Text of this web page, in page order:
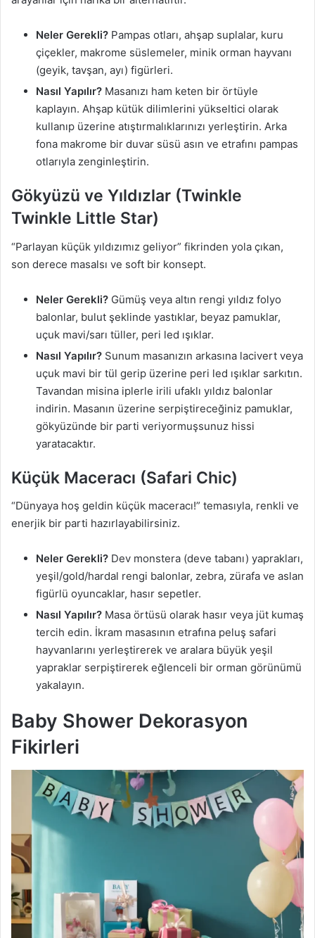
Neler Gerekli? Pampas otları, ahşap suplalar, kuru
çiçekler, makrome süslemeler, minik orman hayvanı
(geyik, tavşan, ayı) figürleri.
Nasıl Yapılır? Masanızı ham keten bir örtüyle
kaplayın. Ahşap kütük dilimlerini yükseltici olarak
kullanıp üzerine atıştırmalıklarınızı yerleştirin. Arka
fona makrome bir duvar süsü asın ve etrafını pampas
otlarıyla zenginleştirin.
Gökyüzü ve Yıldızlar (Twinkle
Twinkle Little Star)
“Parlayan küçük yıldızımız geliyor” fikrinden yola çıkan,
son derece masalsı ve soft bir konsept.
Neler Gerekli? Gümüş veya altın rengi yıldız folyo
balonlar, bulut şeklinde yastıklar, beyaz pamuklar,
uçuk mavi/sarı tüller, peri led ışıklar.
Nasıl Yapılır? Sunum masanızın arkasına lacivert veya
uçuk mavi bir tül gerip üzerine peri led ışıklar sarkıtın.
Tavandan misina iplerle irili ufaklı yıldız balonlar
indirin. Masanın üzerine serpiştireceğiniz pamuklar,
gökyüzünde bir parti veriyormuşsunuz hissi
yaratacaktır.
Küçük Maceracı (Safari Chic)
“Dünyaya hoş geldin küçük maceracı!” temasıyla, renkli ve
enerjik bir parti hazırlayabilirsiniz.
Neler Gerekli? Dev monstera (deve tabanı) yaprakları,
yeşil/gold/hardal rengi balonlar, zebra, zürafa ve aslan
figürlü oyuncaklar, hasır sepetler.
Nasıl Yapılır? Masa örtüsü olarak hasır veya jüt kumaş
tercih edin. İkram masasının etrafına peluş safari
hayvanlarını yerleştirerek ve aralara büyük yeşil
yapraklar serpiştirerek eğlenceli bir orman görünümü
yakalayın.
Baby Shower Dekorasyon
Fikirleri